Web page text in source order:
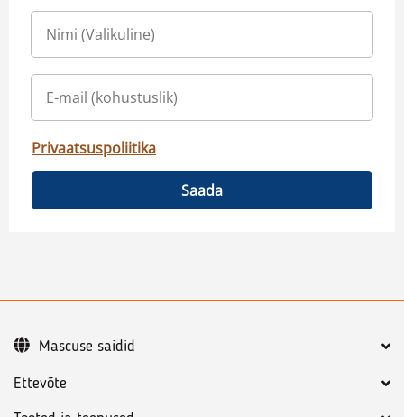
Privaatsuspoliitika
Saada
Ettevõte
Mascuse saidid